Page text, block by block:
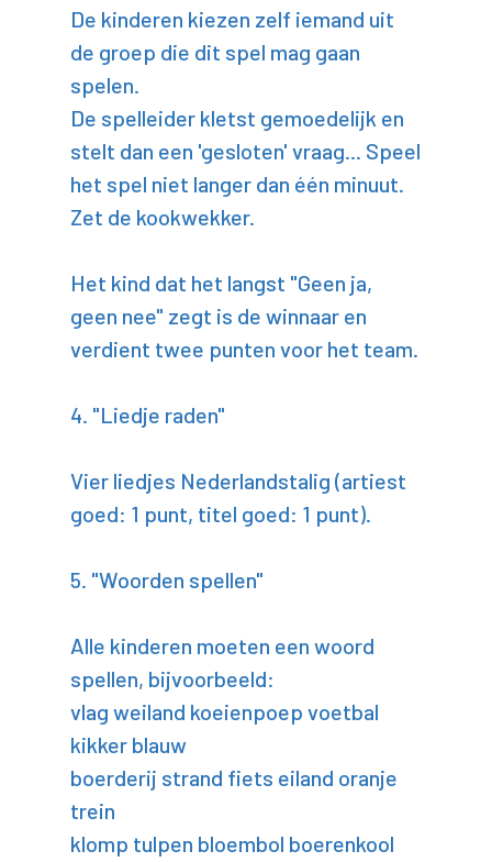
De kinderen kiezen zelf iemand uit
de groep die dit spel mag gaan
spelen.
De spelleider kletst gemoedelijk en
stelt dan een 'gesloten' vraag... Speel
het spel niet langer dan één minuut.
Zet de kookwekker.
Het kind dat het langst "Geen ja,
geen nee" zegt is de winnaar en
verdient twee punten voor het team.
4. "Liedje raden"
Vier liedjes Nederlandstalig (artiest
goed: 1 punt, titel goed: 1 punt).
5. "Woorden spellen"
Alle kinderen moeten een woord
spellen, bijvoorbeeld:
vlag weiland koeienpoep voetbal
kikker blauw
boerderij strand fiets eiland oranje
trein
klomp tulpen bloembol boerenkool